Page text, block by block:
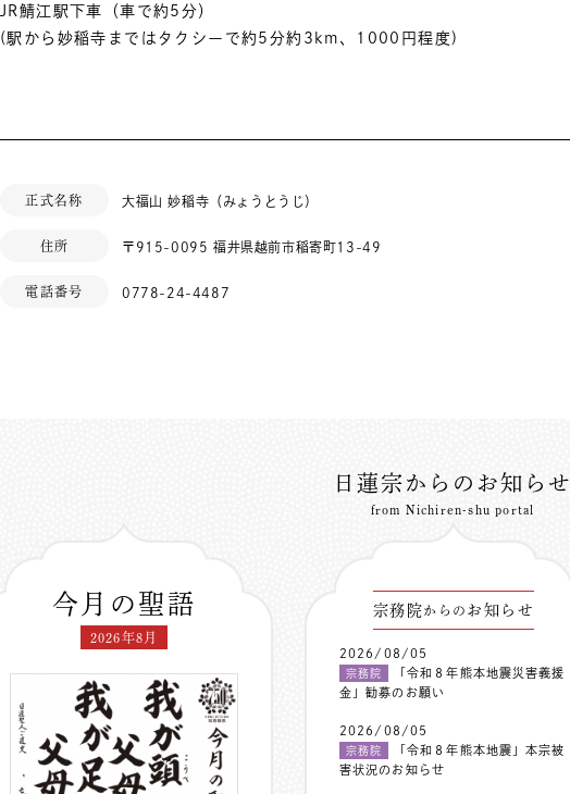
JR鯖江駅下車（車で約5分）
(駅から妙稲寺まではタクシーで約5分約3km、1000円程度)
正式名称 大福山 妙稲寺（みょうとうじ）
住所 〒915-0095 福井県越前市稲寄町13-49
電話番号 0778-24-4487
日蓮宗からのお知らせ
from Nichiren-shu portal
今月の聖語
2026年8月
宗務院からの お知らせ
2026/08/05
宗務院
「令和８年熊本地震災害義援
金」勧募のお願い
2026/08/05
宗務院
「令和８年熊本地震」本宗被
害状況のお知らせ